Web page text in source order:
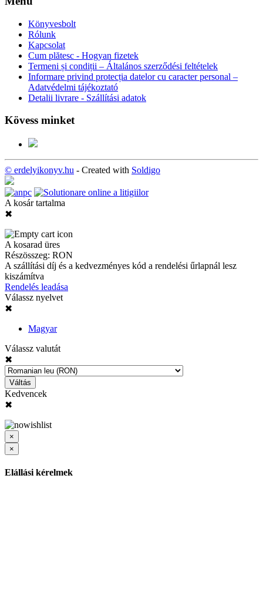
Könyvesbolt
Rólunk
Kapcsolat
Cum plătesc - Hogyan fizetek
Termeni și condiții – Általános szerződési feltételek
Informare privind protecția datelor cu caracter personal –
Adatvédelmi tájékoztató
Detalii livrare - Szállítási adatok
Kövess minket
© erdelyikonyv.hu - Created with Soldigo
A kosár tartalma
✖
A kosarad üres
Részösszeg: RON
A szállítási díj és a kedvezményes kód a rendelési űrlapnál lesz
kiszámítva
Rendelés leadása
Válassz nyelvet
✖
Magyar
Válassz valutát
✖
Váltás
Kedvencek
✖
×
×
Elállási kérelmek